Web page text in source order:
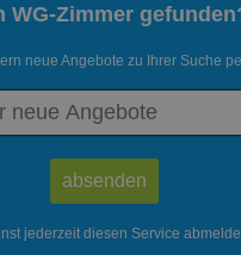
WG-Zimmer
neue Angebote zu Ihrer Suche
jederzeit diesen Service